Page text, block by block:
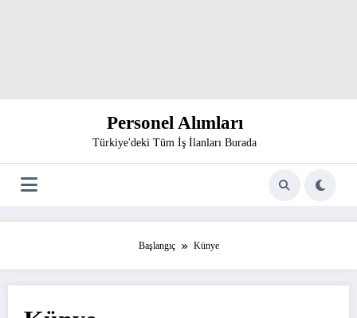
Personel Alımları
Türkiye'deki Tüm İş İlanları Burada
Başlangıç Künye